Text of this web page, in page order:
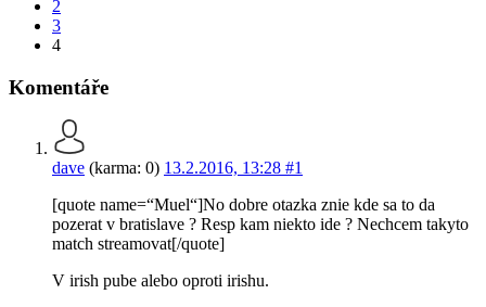
2
3
4
Komentáře
dave (karma: 0) 13.2.2016, 13:28 #1
[quote name=“Muel“]No dobre otazka znie kde sa to da
pozerat v bratislave ? Resp kam niekto ide ? Nechcem takyto
match streamovat[/quote]
V irish pube alebo oproti irishu.